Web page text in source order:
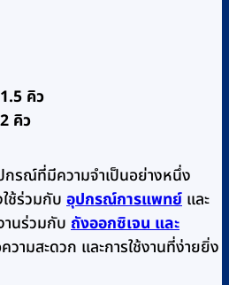
คิว
คิว
กรณ์ที่มีความจำเป็นอย่างหนึ่ง
ช้ร่วมกับ อุปกรณ์การแพทย์ และ
านร่วมกับ ถังออกซิเจน และ
วามสะดวก และการใช้งานที่ง่ายยิ่ง